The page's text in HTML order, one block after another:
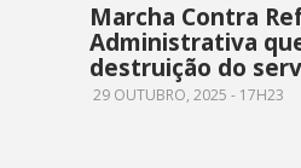
Marcha Contra
Administrativa
destruição do
29 OUTUBRO, 2025 - 17H23